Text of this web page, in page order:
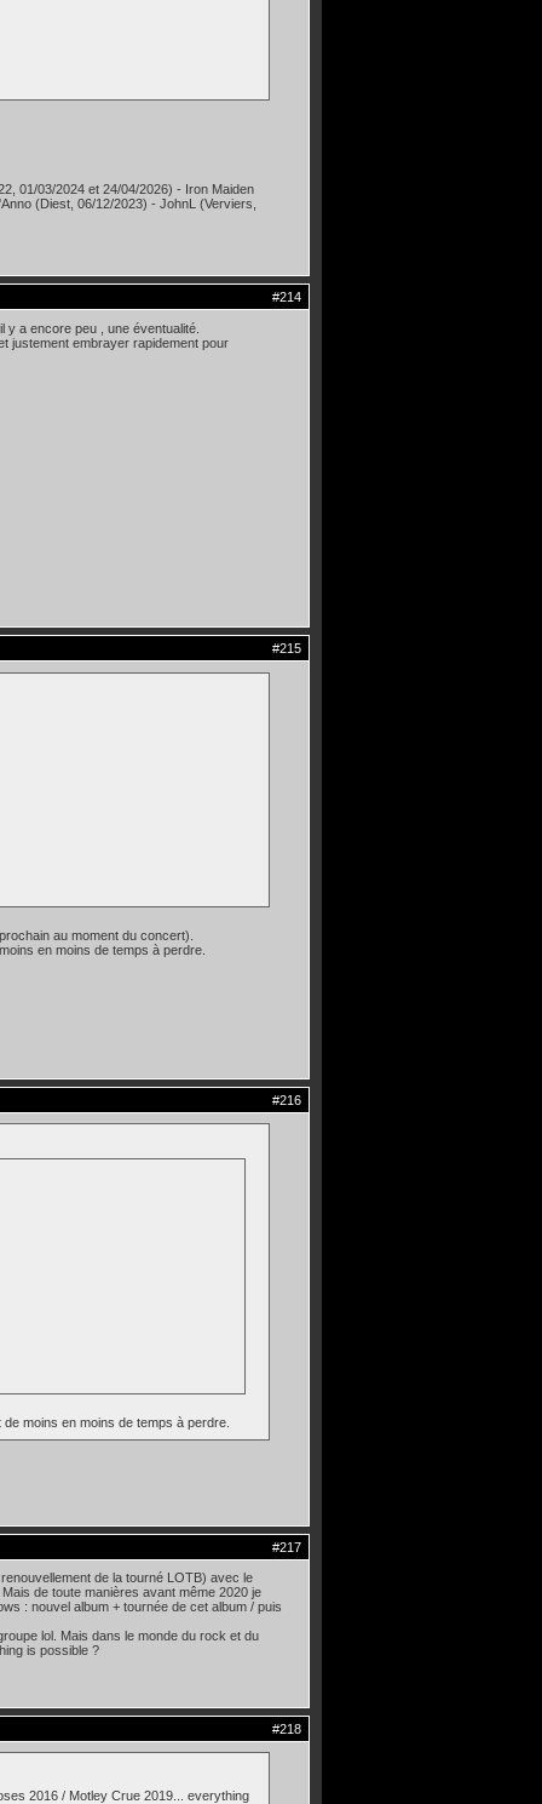
01/03/2024 et 24/04/2026) - Iron Maiden
(Diest, 06/12/2023) - JohnL (Verviers,
#214
a encore peu , une éventualité.
justement embrayer rapidement pour
#215
au moment du concert).
en moins de temps à perdre.
#216
moins en moins de temps à perdre.
#217
de la tourné LOTB) avec le
de toute manières avant même 2020 je
: nouvel album + tournée de cet album / puis
lol. Mais dans le monde du rock et du
is possible ?
#218
2016 / Motley Crue 2019... everything